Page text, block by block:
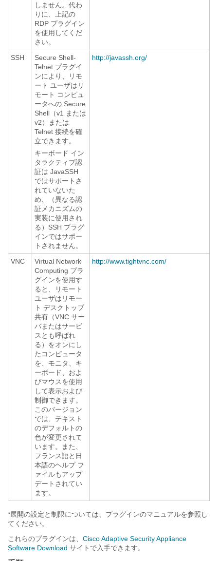
しません。代わ
りに、上記の
RDP プラグイン
を使用してくだ
さい。
SSH
Secure Shell-
Telnet プラグイ
ンにより、リモ
ート ユーザはリ
モート コンピュ
ータへの Secure
Shell（v1 または
v2）または
Telnet 接続を確
立できます。
キーボード イン
タラクティブ認
証は JavaSSH
ではサポートさ
れていないた
め、（異なる認
証メカニズムの
実装に使用され
る）SSH プラグ
インではサポー
トされません。
http://javassh.org/
VNC
Virtual Network
Computing プラ
グインを使用す
ると、リモート
ユーザはリモー
ト デスクトップ
共有（VNC サー
バまたはサービ
スとも呼ばれ
る）をオンにし
たコンピュータ
を、モニタ、キ
ーボード、およ
びマウスを使用
して表示および
制御できます。
このバージョン
では、テキスト
のデフォルトの
色が変更されて
います。また、
フランス語と日
本語のヘルプ フ
ァイルもアップ
デートされてい
ます。
http://www.tightvnc.com/
*展開の設定と制限については、プラグインのマニュアルを参照し
てください。
これらのプラグインは、 Cisco Adaptive Security Appliance
Software Download サイトで入手できます。